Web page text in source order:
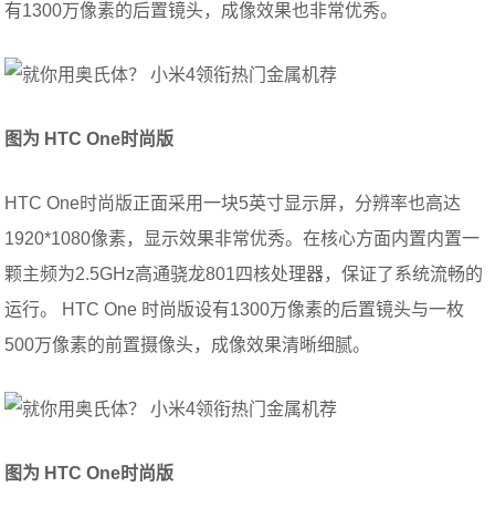
有1300万像素的后置镜头，成像效果也非常优秀。
图为 HTC One时尚版
HTC One时尚版正面采用一块5英寸显示屏，分辨率也高达
1920*1080像素，显示效果非常优秀。在核心方面内置内置一
颗主频为2.5GHz高通骁龙801四核处理器，保证了系统流畅的
运行。 HTC One 时尚版设有1300万像素的后置镜头与一枚
500万像素的前置摄像头，成像效果清晰细腻。
图为 HTC One时尚版